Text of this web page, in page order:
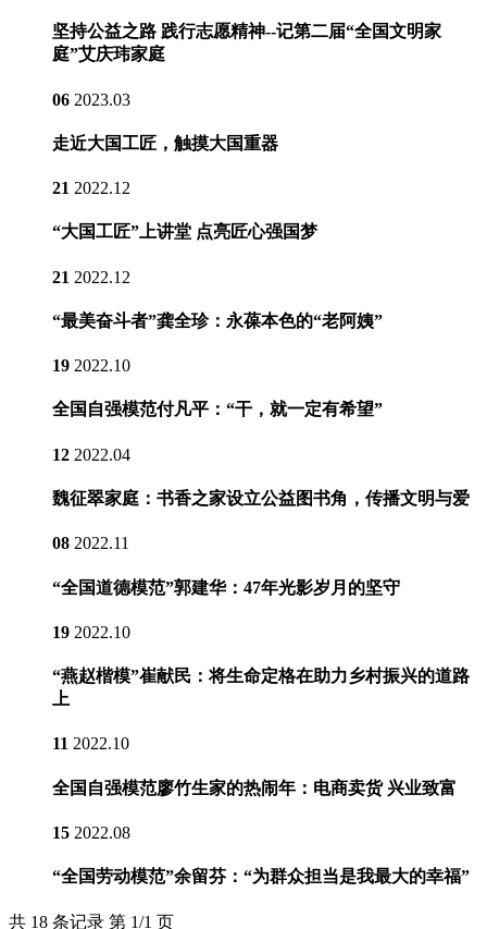
坚持公益之路 践行志愿精神--记第二届“全国文明家
庭”艾庆玮家庭
06 2023.03
走近大国工匠，触摸大国重器
21 2022.12
“大国工匠”上讲堂 点亮匠心强国梦
21 2022.12
“最美奋斗者”龚全珍：永葆本色的“老阿姨”
19 2022.10
全国自强模范付凡平：“干，就一定有希望”
12 2022.04
魏征翠家庭：书香之家设立公益图书角，传播文明与爱
08 2022.11
“全国道德模范”郭建华：47年光影岁月的坚守
19 2022.10
“燕赵楷模”崔献民：将生命定格在助力乡村振兴的道路
上
11 2022.10
全国自强模范廖竹生家的热闹年：电商卖货 兴业致富
15 2022.08
“全国劳动模范”余留芬：“为群众担当是我最大的幸福”
共 18 条记录 第 1/1 页